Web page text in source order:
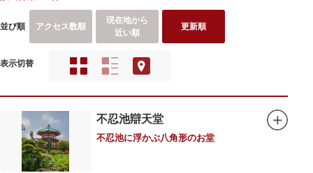
並び順 アクセス数順
現在地から
近い順
更新順
表示切替
不忍池辯天堂
不忍池に浮かぶ八角形のお堂